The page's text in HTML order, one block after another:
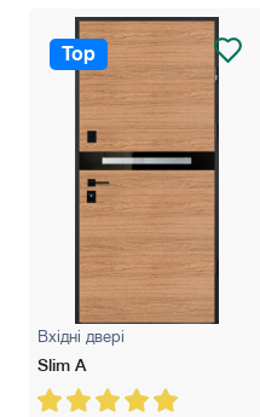
Top
Вхідні двері
Slim A